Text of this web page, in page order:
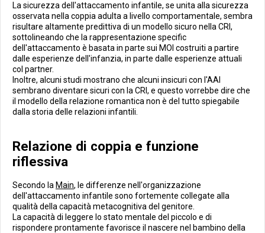
La sicurezza dell'attaccamento infantile, se unita alla sicurezza
osservata nella coppia adulta a livello comportamentale, sembra
risultare altamente predittiva di un modello sicuro nella CRI,
sottolineando che la rappresentazione specific
dell'attaccamento è basata in parte sui MOI costruiti a partire
dalle esperienze dell'infanzia, in parte dalle esperienze attuali
col partner.
Inoltre, alcuni studi mostrano che alcuni insicuri con l'AAI
sembrano diventare sicuri con la CRI, e questo vorrebbe dire che
il modello della relazione romantica non è del tutto spiegabile
dalla storia delle relazioni infantili.
Relazione di coppia e funzione
riflessiva
Secondo la Main, le differenze nell'organizzazione
dell'attaccamento infantile sono fortemente collegate alla
qualità della capacità metacognitiva del genitore.
La capacità di leggere lo stato mentale del piccolo e di
rispondere prontamente favorisce il nascere nel bambino della